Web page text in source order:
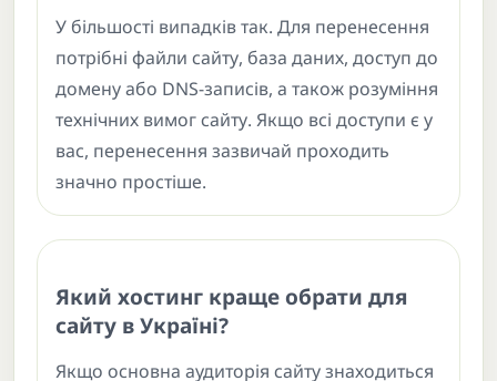
У більшості випадків так. Для перенесення
потрібні файли сайту, база даних, доступ до
домену або DNS-записів, а також розуміння
технічних вимог сайту. Якщо всі доступи є у
вас, перенесення зазвичай проходить
значно простіше.
Який хостинг краще обрати для
сайту в Україні?
Якщо основна аудиторія сайту знаходиться